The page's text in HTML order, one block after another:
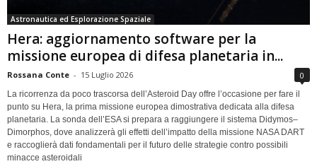
Astronautica ed Esplorazione Spaziale
Hera: aggiornamento software per la
missione europea di difesa planetaria in...
Rossana Conte - 15 Luglio 2026 0
La ricorrenza da poco trascorsa dell’Asteroid Day offre l’occasione per fare il
punto su Hera, la prima missione europea dimostrativa dedicata alla difesa
planetaria. La sonda dell’ESA si prepara a raggiungere il sistema Didymos–
Dimorphos, dove analizzerà gli effetti dell’impatto della missione NASA DART
e raccoglierà dati fondamentali per il futuro delle strategie contro possibili
minacce asteroidali